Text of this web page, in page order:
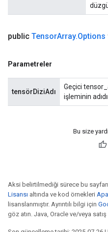
public TensorArray.Options
Parametreler
tensörDiziAdı
Geçici
işleminin
Bu size
Aksi belirtilmediği sürece bu
Lisansı altında ve kod örnekleri
lisanslanmıştır. Ayrıntılı bilgi için
göz atın. Java, Oracle ve/veya